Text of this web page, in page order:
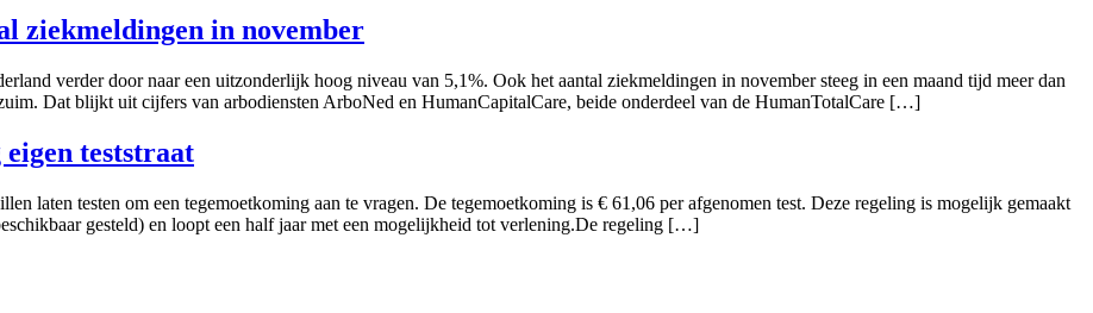
ziekmeldingen in november
verder door naar een uitzonderlijk hoog niveau van 5,1%. Ook het aantal ziekmeldingen in november steeg in een maand tijd meer dan
Dat blijkt uit cijfers van arbodiensten ArboNed en HumanCapitalCare, beide onderdeel van de HumanTotalCare […]
teststraat
laten testen om een tegemoetkoming aan te vragen. De tegemoetkoming is € 61,06 per afgenomen test. Deze regeling is mogelijk gemaakt
gesteld) en loopt een half jaar met een mogelijkheid tot verlening.De regeling […]